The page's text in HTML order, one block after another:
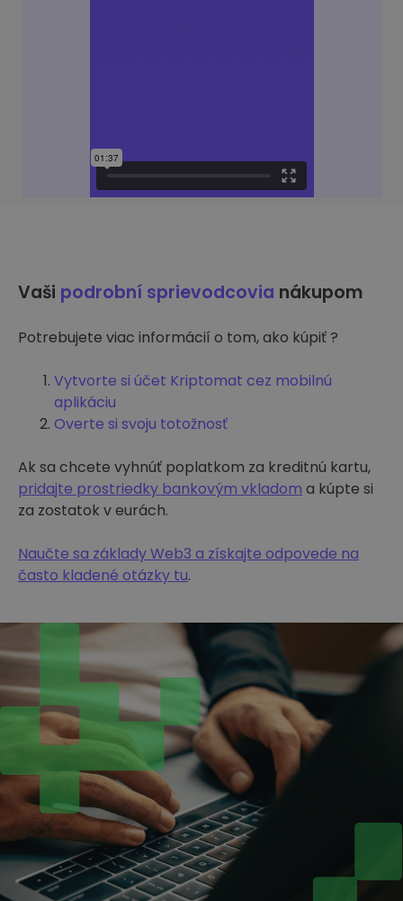
Vaši podrobní sprievodcovia nákupom
Potrebujete viac informácií o tom, ako kúpiť ?
Vytvorte si účet Kriptomat cez mobilnú
aplikáciu
Overte si svoju totožnosť
Ak sa chcete vyhnúť poplatkom za kreditnú kartu,
pridajte prostriedky bankovým vkladom a kúpte si
za zostatok v eurách.
Naučte sa základy Web3 a získajte odpovede na
často kladené otázky tu.